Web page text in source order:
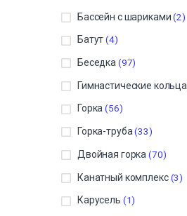
Бассейн с шариками (2)
Батут (4)
Беседка (97)
Гимнастические кольца
Горка (56)
Горка-труба (33)
Двойная горка (70)
Канатный комплекс (3)
Карусель (1)